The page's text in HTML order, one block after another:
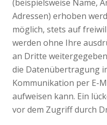
(beispielsweise Name,
Adressen) erhoben
möglich, stets auf
werden ohne Ihre
an Dritte
die Datenübertragung
Kommunikation per E-
aufweisen kann. Ein
vor dem Zugriff durch